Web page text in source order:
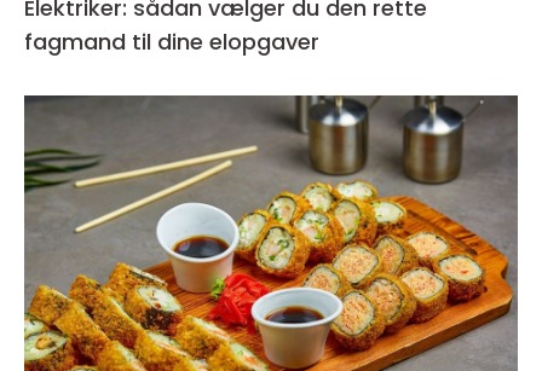
Elektriker: sådan vælger du den rette
fagmand til dine elopgaver